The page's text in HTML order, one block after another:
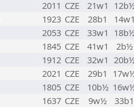
2011 CZE 21w1
1923 CZE 28b1
2053 CZE 33w1
1845 CZE 41w1
2b½
1912 CZE 32w1
2021 CZE 29b1
1805 CZE 10b½
1637 CZE 9w½
33b1